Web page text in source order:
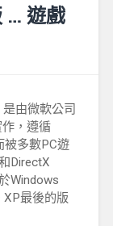
… 遊戲
由微軟公司
，遵循
被多數PC遊
DirectX
Windows
最後的版